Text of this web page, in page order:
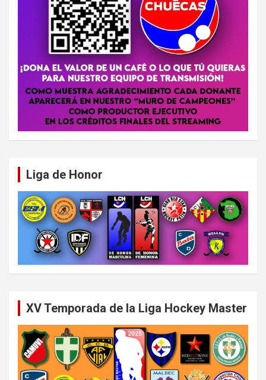
Liga de Honor
XV Temporada de la Liga Hockey Master